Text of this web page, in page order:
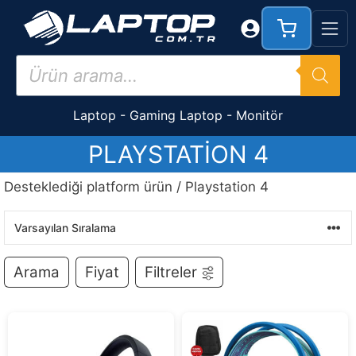
İçeriğe
Products
search
Laptop - Gaming Laptop - Monitör
PLAYSTATION 4
Desteklediği platform ürün / Playstation 4
Arama Fiyat Filtreler